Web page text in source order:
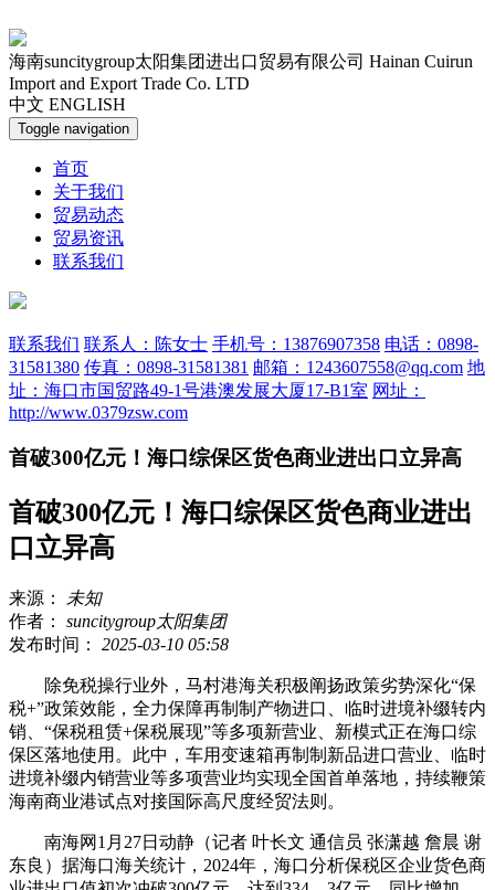
海南suncitygroup太阳集团进出口贸易有限公司 Hainan Cuirun
Import and Export Trade Co. LTD
中文 ENGLISH
Toggle navigation
首页
关于我们
贸易动态
贸易资讯
联系我们
联系我们 联系人：陈女士 手机号：13876907358 电话：0898-
31581380 传真：0898-31581381 邮箱：1243607558@qq.com 地
址：海口市国贸路49-1号港澳发展大厦17-B1室 网址：
http://www.0379zsw.com
首破300亿元！海口综保区货色商业进出口立异高
首破300亿元！海口综保区货色商业进出
口立异高
来源：
未知
作者： suncitygroup太阳集团
发布时间： 2025-03-10 05:58
除免税操行业外，马村港海关积极阐扬政策劣势深化“保
税+”政策效能，全力保障再制制产物进口、临时进境补缀转内
销、“保税租赁+保税展现”等多项新营业、新模式正在海口综
保区落地使用。此中，车用变速箱再制制新品进口营业、临时
进境补缀内销营业等多项营业均实现全国首单落地，持续鞭策
海南商业港试点对接国际高尺度经贸法则。
南海网1月27日动静（记者 叶长文 通信员 张潇越 詹晨 谢
东良）据海口海关统计，2024年，海口分析保税区企业货色商